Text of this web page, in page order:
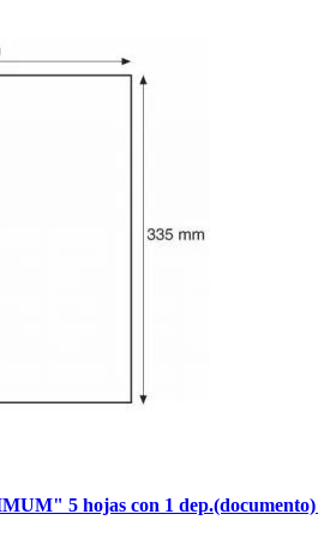
5 hojas con 1 dep.(documento)